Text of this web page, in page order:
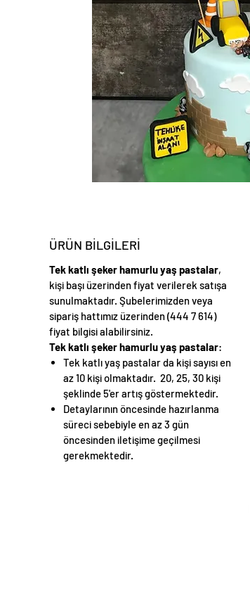
ÜRÜN BİLGİLERİ
Tek katlı şeker hamurlu yaş pastalar,
kişi başı üzerinden fiyat verilerek satışa
sunulmaktadır. Şubelerimizden veya
sipariş hattımız üzerinden (444 7 614)
fiyat bilgisi alabilirsiniz.
Tek katlı şeker hamurlu yaş pastalar:
Tek katlı yaş pastalar da kişi sayısıen
az 10 kişi olmaktadır. 20, 25, 30 kişi
şeklinde 5'er artış göstermektedir.
Detaylarının öncesinde hazırlanma
süreci sebebiyle en az 3 gün
öncesinden iletişime geçilmesi
gerekmektedir.